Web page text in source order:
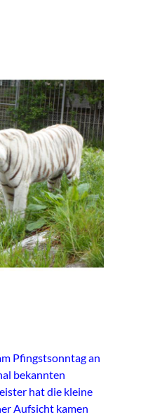
Pfingstsonntag an
bekannten
hat die kleine
Aufsicht kamen